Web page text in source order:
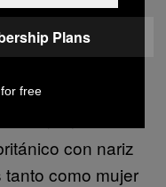
grito de
pero
el hecho de
el White
en un café.
con nariz
como mujer
Plans
free